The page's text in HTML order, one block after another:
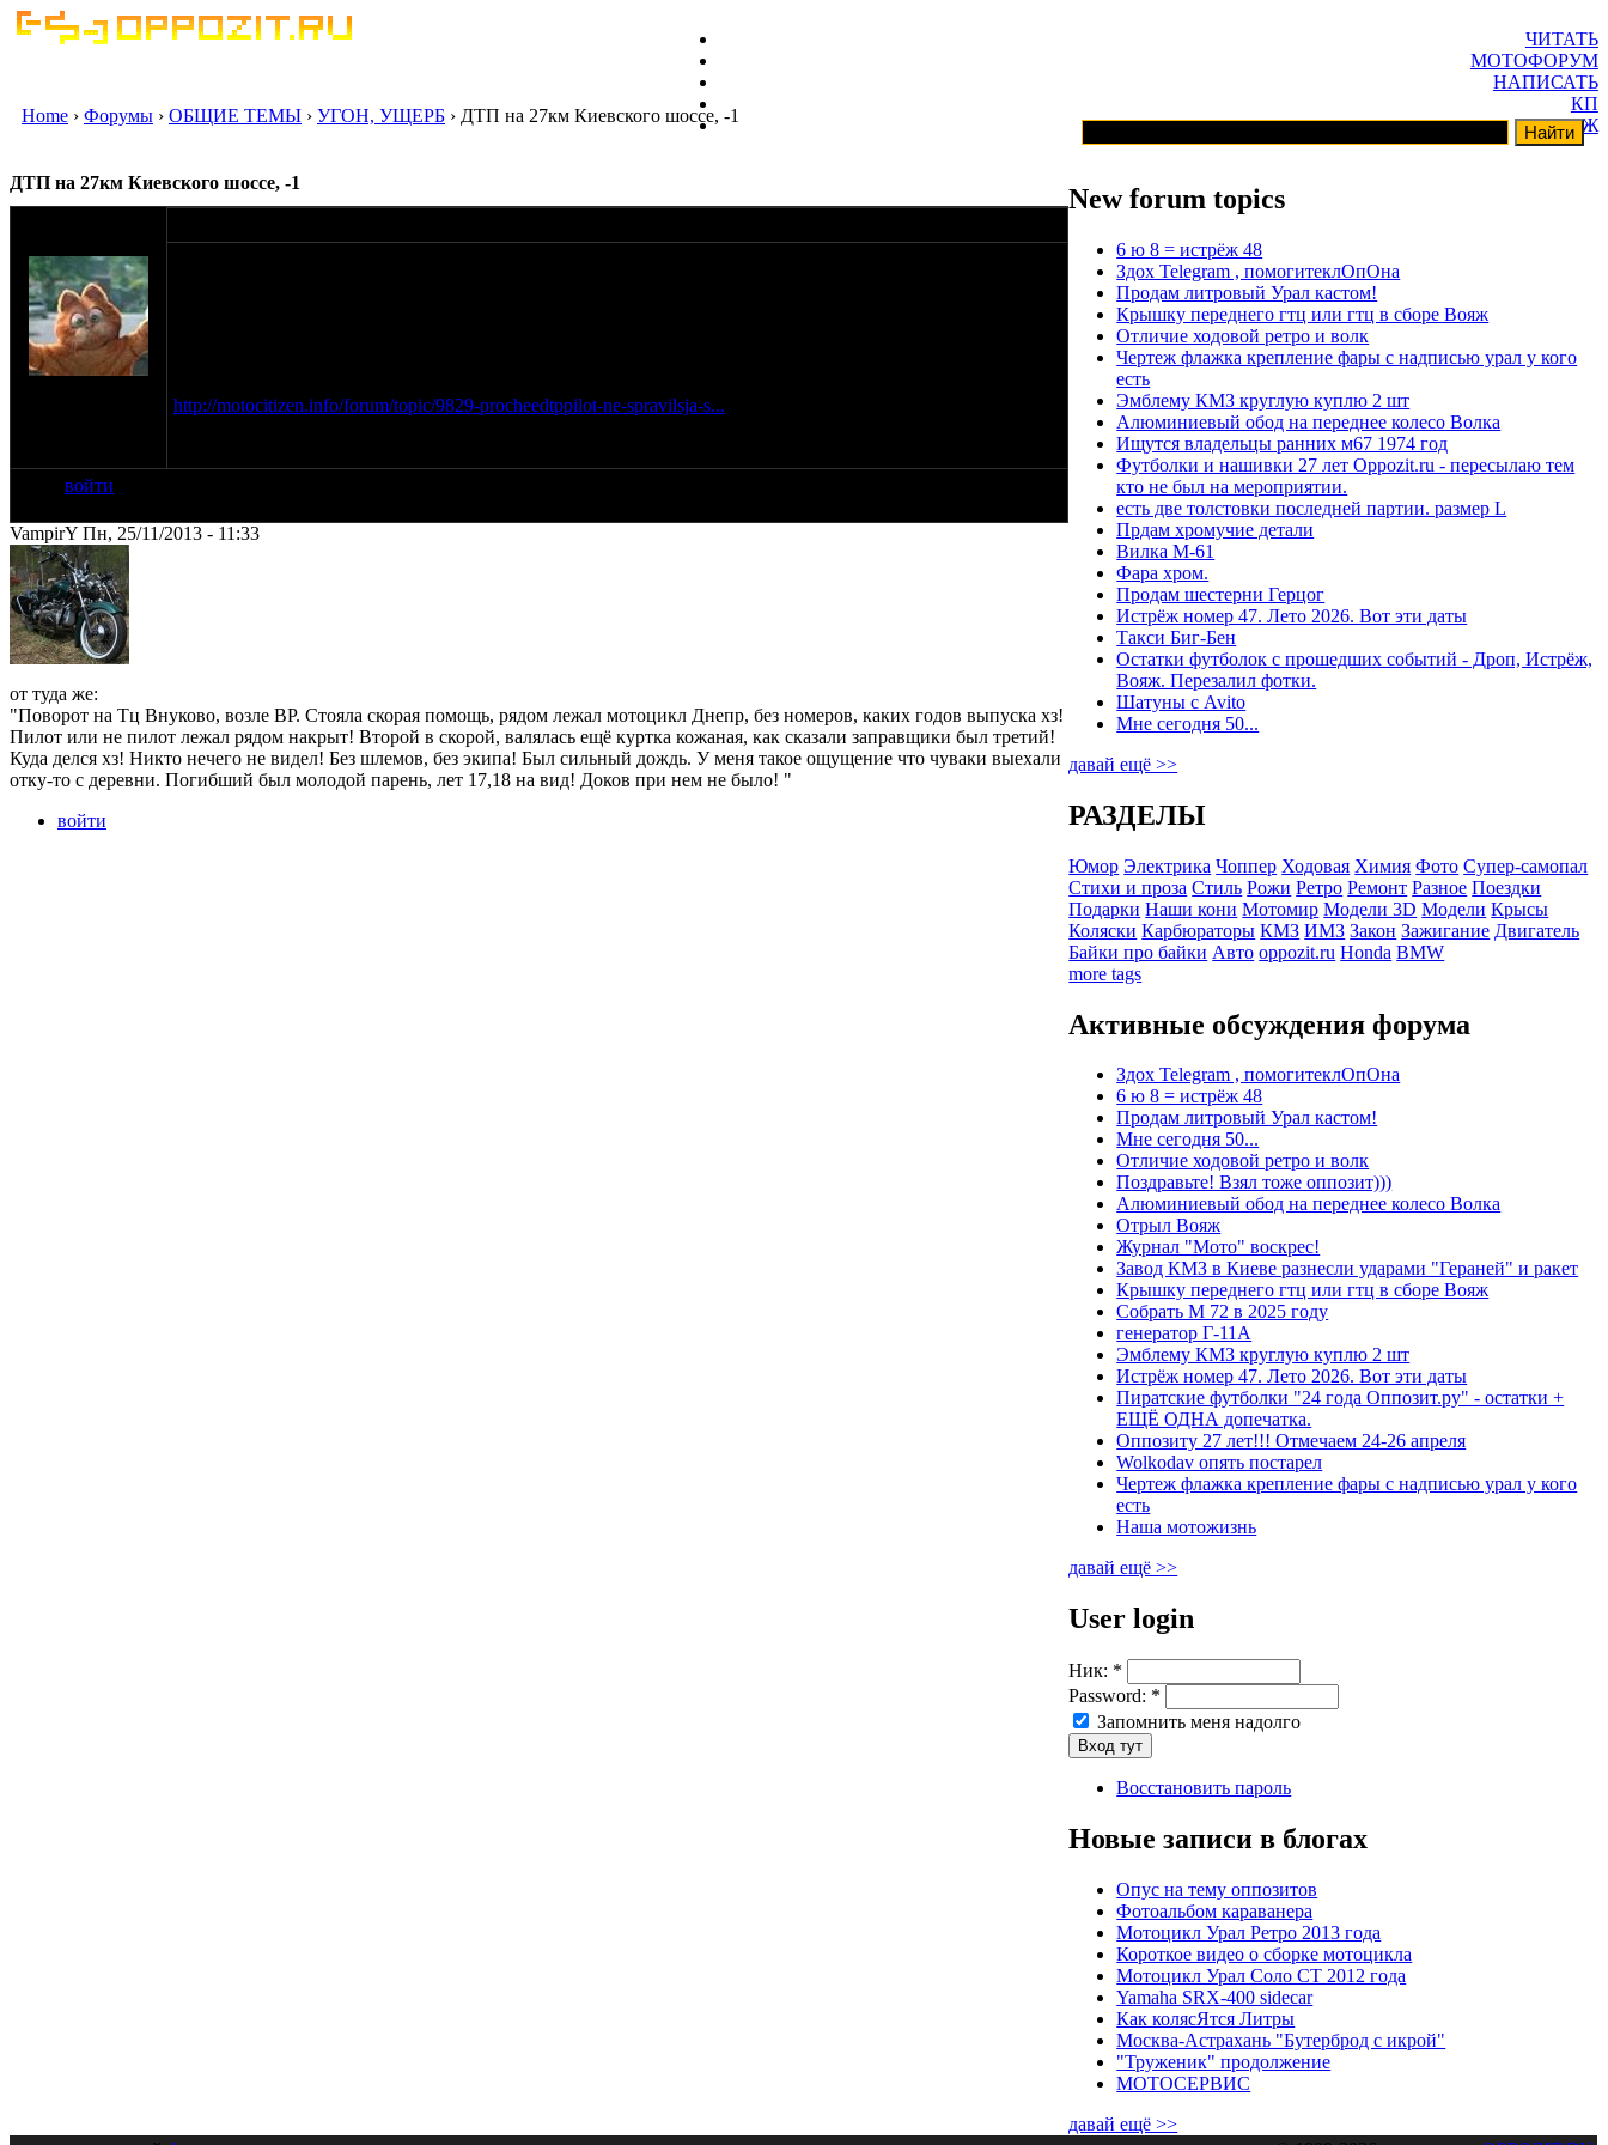
ЧИТАТЬ
МОТОФОРУМ
НАПИСАТЬ
КП
ГАРАЖ
Home › Форумы › ОБЩИЕ ТЕМЫ › УГОН, УЩЕРБ › ДТП на 27км Киевского шоссе, -1
ДТП на 27км Киевского шоссе, -1
http://motocitizen.info/forum/topic/9829-procheedtppilot-ne-spravilsja-s...
войти
VampirY Пн, 25/11/2013 - 11:33
от туда же:
"Поворот на Тц Внуково, возле BP. Стояла скорая помощь, рядом лежал мотоцикл Днепр, без номеров, каких годов выпуска хз!
Пилот или не пилот лежал рядом накрыт! Второй в скорой, валялась ещё куртка кожаная, как сказали заправщики был третий!
Куда делся хз! Никто нечего не видел! Без шлемов, без экипа! Был сильный дождь. У меня такое ощущение что чуваки выехали
отку-то с деревни. Погибший был молодой парень, лет 17,18 на вид! Доков при нем не было! "
войти
New forum topics
6 ю 8 = истрёж 48
Здох Telegram , помогитеклОпОна
Продам литровый Урал кастом!
Крышку переднего гтц или гтц в сборе Вояж
Отличие ходовой ретро и волк
Чертеж флажка крепление фары с надписью урал у кого
есть
Эмблему КМЗ круглую куплю 2 шт
Алюминиевый обод на переднее колесо Волка
Ищутся владельцы ранних м67 1974 год
Футболки и нашивки 27 лет Oppozit.ru - пересылаю тем
кто не был на мероприятии.
есть две толстовки последней партии. размер L
Прдам хромучие детали
Вилка М-61
Фара хром.
Продам шестерни Герцог
Истрёж номер 47. Лето 2026. Вот эти даты
Такси Биг-Бен
Остатки футболок с прошедших событий - Дроп, Истрёж,
Вояж. Перезалил фотки.
Шатуны с Avito
Мне сегодня 50...
давай ещё >>
РАЗДЕЛЫ
Юмор Электрика Чоппер Ходовая Химия Фото Супер-самопал
Стихи и проза Стиль Рожи Ретро Ремонт Разное Поездки
Подарки Наши кони Мотомир Модели 3D Модели Крысы
Коляски Карбюраторы КМЗ ИМЗ Закон Зажигание Двигатель
Байки про байки Авто oppozit.ru Honda BMW
more tags
Активные обсуждения форума
Здох Telegram , помогитеклОпОна
6 ю 8 = истрёж 48
Продам литровый Урал кастом!
Мне сегодня 50...
Отличие ходовой ретро и волк
Поздравьте! Взял тоже оппозит)))
Алюминиевый обод на переднее колесо Волка
Отрыл Вояж
Журнал "Мото" воскрес!
Завод КМЗ в Киеве разнесли ударами "Гераней" и ракет
Крышку переднего гтц или гтц в сборе Вояж
Собрать М 72 в 2025 году
генератор Г-11А
Эмблему КМЗ круглую куплю 2 шт
Истрёж номер 47. Лето 2026. Вот эти даты
Пиратские футболки "24 года Оппозит.ру" - остатки +
ЕЩЁ ОДНА допечатка.
Оппозиту 27 лет!!! Отмечаем 24-26 апреля
Wolkodav опять постарел
Чертеж флажка крепление фары с надписью урал у кого
есть
Наша мотожизнь
давай ещё >>
User login
Ник: *
Password: *
Запомнить меня надолго
Восстановить пароль
Новые записи в блогах
Опус на тему оппозитов
Фотоальбом караванера
Мотоцикл Урал Ретро 2013 года
Короткое видео о сборке мотоцикла
Мотоцикл Урал Соло СТ 2012 года
Yamaha SRX-400 sidecar
Как колясЯтся Литры
Москва-Астрахань "Бутерброд с икрой"
"Труженик" продолжение
МОТОСЕРВИС
давай ещё >>